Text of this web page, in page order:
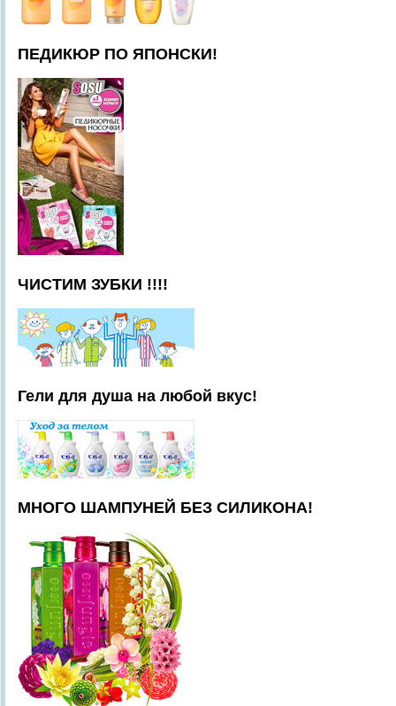
ПЕДИКЮР ПО ЯПОНСКИ!
ЧИСТИМ ЗУБКИ !!!!
Гели для душа на любой вкус!
МНОГО ШАМПУНЕЙ БЕЗ СИЛИКОНА!